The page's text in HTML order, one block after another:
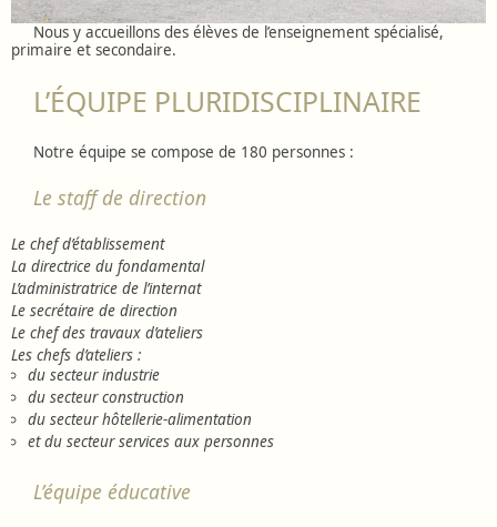
Nous y accueillons des élèves de l’enseignement spécialisé,
primaire et secondaire.
L’ÉQUIPE PLURIDISCIPLINAIRE
Notre équipe se compose de 180 personnes :
Le staff de direction
Le chef d’établissement
La directrice du fondamental
L’administratrice de l’internat
Le secrétaire de direction
Le chef des travaux d’ateliers
Les chefs d’ateliers :
du secteur industrie
du secteur construction
du secteur hôtellerie-alimentation
et du secteur services aux personnes
L’équipe éducative